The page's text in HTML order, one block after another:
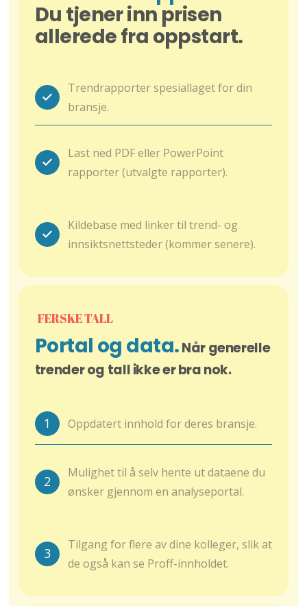
Du tjener inn prisen
allerede fra oppstart.
Trendrapporter spesiallaget for din
bransje.
Last ned PDF eller PowerPoint
rapporter (utvalgte rapporter).
Kildebase med linker til trend- og
innsiktsnettsteder (kommer senere).
FERSKE TALL
Portal og data.Når generelle
trender og tall ikke er bra nok.
1 Oppdatert innhold for deres bransje.
2
Mulighet til å selv hente ut dataene du
ønsker gjennom en analyseportal.
3
Tilgang for flere av dine kolleger, slik at
de også kan se Proff-innholdet.